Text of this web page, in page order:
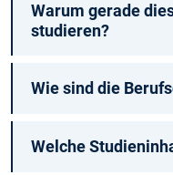
Warum gerade
studieren?
Wie sind die
Welche